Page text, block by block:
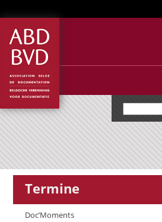
Termine
Doc’Moments